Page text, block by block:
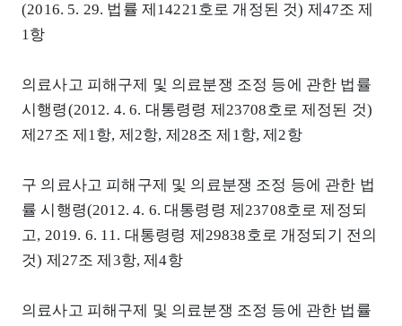
(2016. 5. 29. 법률 제14221호로 개정된 것) 제47조 제
1항
의료사고 피해구제 및 의료분쟁 조정 등에 관한 법률
시행령(2012. 4. 6. 대통령령 제23708호로 제정된 것)
제27조 제1항, 제2항, 제28조 제1항, 제2항
구 의료사고 피해구제 및 의료분쟁 조정 등에 관한 법
률 시행령(2012. 4. 6. 대통령령 제23708호로 제정되
고, 2019. 6. 11. 대통령령 제29838호로 개정되기 전의
것) 제27조 제3항, 제4항
의료사고 피해구제 및 의료분쟁 조정 등에 관한 법률